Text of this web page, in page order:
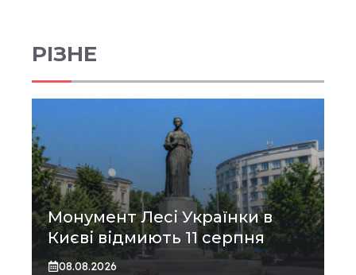
РІЗНЕ
Монумент Лесі Українки в
Києві відмиють 11 серпня
08.08.2026